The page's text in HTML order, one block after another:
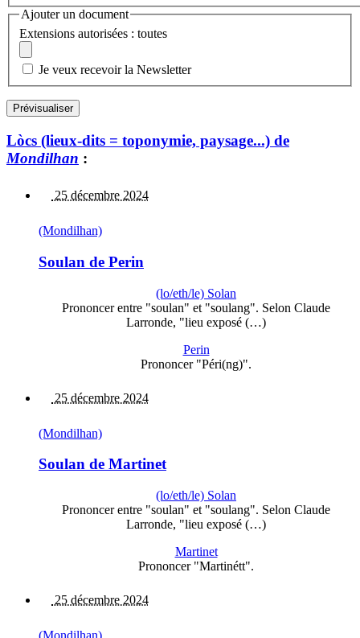
Ajouter un document
Extensions autorisées : toutes
Je veux recevoir la Newsletter
Lòcs (lieux-dits = toponymie, paysage...) de
Mondilhan :
25 décembre 2024
(Mondilhan)
Soulan de Perin
(lo/eth/le) Solan
Prononcer entre "soulan" et "soulang". Selon Claude
Larronde, "lieu exposé (…)
Perin
Prononcer "Péri(ng)".
25 décembre 2024
(Mondilhan)
Soulan de Martinet
(lo/eth/le) Solan
Prononcer entre "soulan" et "soulang". Selon Claude
Larronde, "lieu exposé (…)
Martinet
Prononcer "Martinétt".
25 décembre 2024